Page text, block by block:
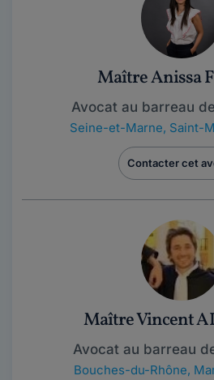
Maître Anissa
Avocat au barreau
Seine-et-Marne, Saint-
Contacter cet
Maître Vincent
Avocat au barreau
Bouches-du-Rhône,